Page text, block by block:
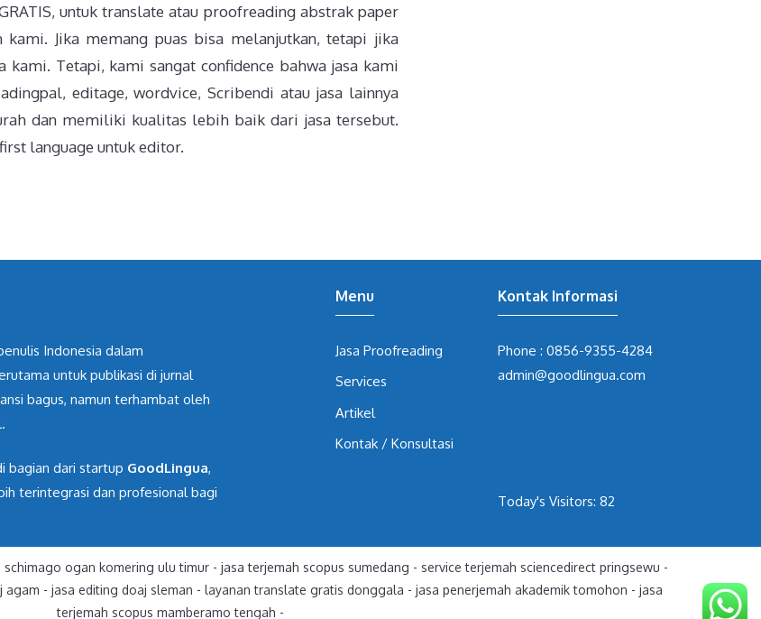
untuk translate atau proofreading abstrak paper
Jika memang puas bisa melanjutkan, tetapi jika
Tetapi, kami sangat confidence bahwa jasa kami
editage, wordvice, Scribendi atau jasa lainnya
dan memiliki kualitas lebih baik dari jasa tersebut.
language untuk editor.
Indonesia dalam
untuk publikasi di jurnal
bagus, namun terhambat oleh
bagian dari startup GoodLingua,
terintegrasi dan profesional bagi
Menu
Jasa Proofreading
Services
Artikel
Kontak / Konsultasi
Kontak Informasi
Phone : 0856-9355-4284
admin@goodlingua.com
Today's Visitors: 82
schimago ogan komering ulu timur - jasa terjemah scopus sumedang - service terjemah sciencedirect pringsewu -
agam - jasa editing doaj sleman - layanan translate gratis donggala - jasa penerjemah akademik tomohon - jasa
terjemah scopus mamberamo tengah -